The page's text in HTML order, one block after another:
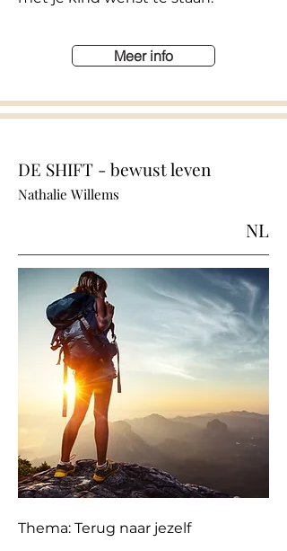
Meer info
DE SHIFT - bewust leven
Nathalie Willems
NL
Thema: Terug naar jezelf